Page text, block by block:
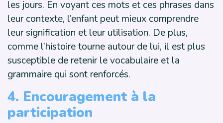
les jours. En voyant ces mots et ces phrases dans
leur contexte, l’enfant peut mieux comprendre
leur signification et leur utilisation. De plus,
comme l’histoire tourne autour de lui, il est plus
susceptible de retenir le vocabulaire et la
grammaire qui sont renforcés.
4. Encouragement à la
participation